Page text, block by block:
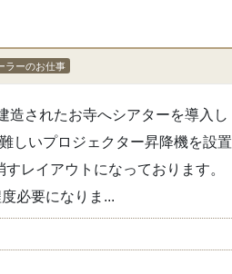
ラーのお仕事
造されたお寺へシアターを導入し
しいプロジェクター昇降機を設置
レイアウトになっております。
必要になりま...